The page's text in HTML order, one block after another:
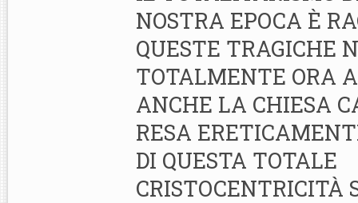
NOSTRA EPOCA È
QUESTE TRAGICHE
TOTALMENTE ORA
ANCHE LA CHIESA
RESA
DI QUESTA TOTALE
CRISTOCENTRICITÀ